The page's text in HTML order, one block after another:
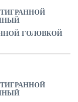
ГОЛОВКОЙ